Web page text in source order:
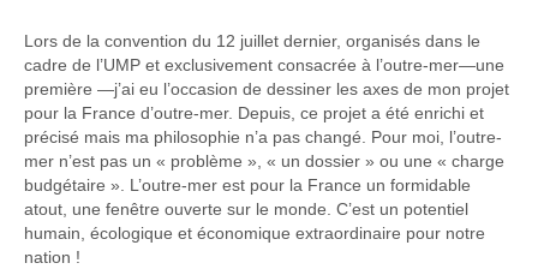
Lors de la convention du 12 juillet dernier, organisés dans le
cadre de l’UMP et exclusivement consacrée à l’outre-mer—une
première —j’ai eu l’occasion de dessiner les axes de mon projet
pour la France d’outre-mer. Depuis, ce projet a été enrichi et
précisé mais ma philosophie n’a pas changé. Pour moi, l’outre-
mer n’est pas un « problème », « un dossier » ou une « charge
budgétaire ». L’outre-mer est pour la France un formidable
atout, une fenêtre ouverte sur le monde. C’est un potentiel
humain, écologique et économique extraordinaire pour notre
nation !